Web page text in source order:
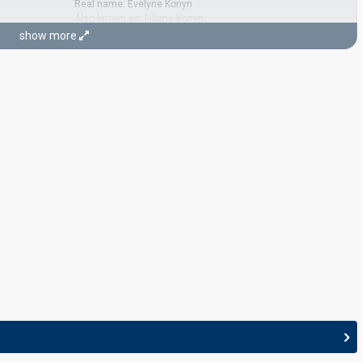
Real name: Evelyne Konyn
(lyricist)
show more